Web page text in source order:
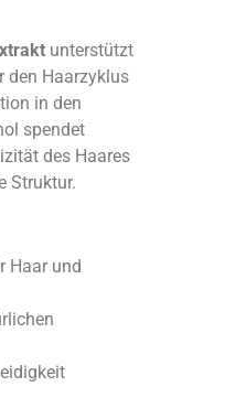
unterstützt
den Haarzyklus
in den
spendet
des Haares
Struktur.
Haar und